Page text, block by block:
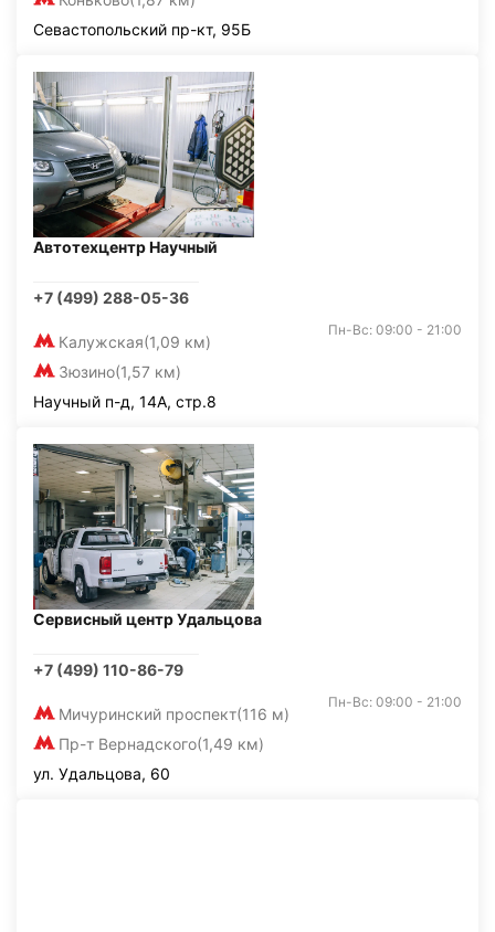
Севастопольский пр-кт, 95Б
Автотехцентр Научный
+7 (499) 288-05-36
Калужская(1,09 км)
Зюзино(1,57 км)
Пн-Вс: 09:00 - 21:00
Научный п-д, 14А, стр.8
Сервисный центр Удальцова
+7 (499) 110-86-79
Мичуринский проспект(116 м)
Пр-т Вернадского(1,49 км)
Пн-Вс: 09:00 - 21:00
ул. Удальцова, 60